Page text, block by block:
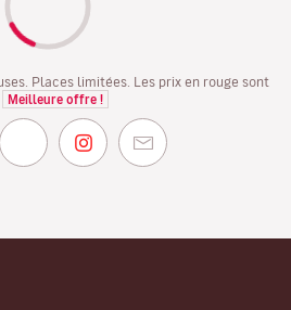
Places limitées. Les prix en rouge sont
Meilleure offre !